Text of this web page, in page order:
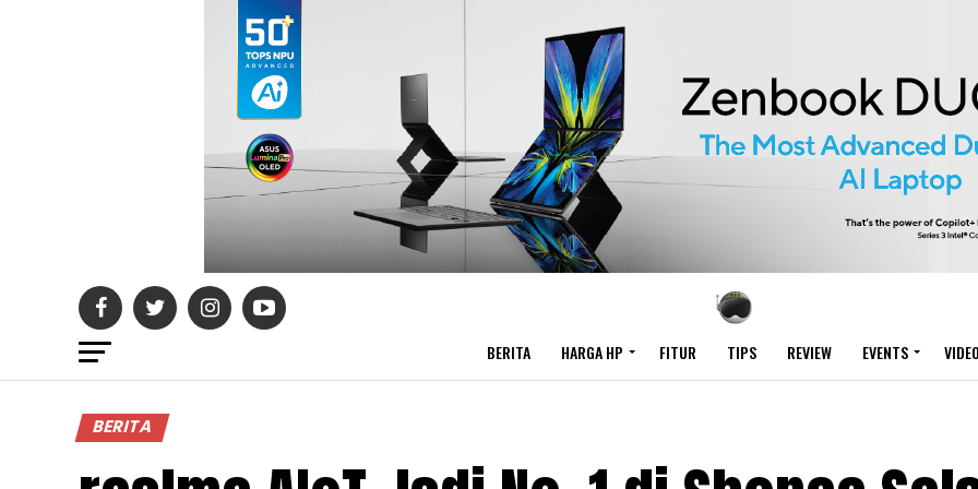
BERITA HARGA HP FITUR TIPS REVIEW EVENTS
BERITA